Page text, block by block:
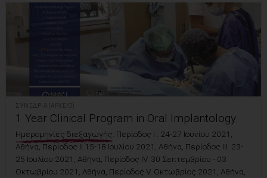
ΣΥΝΈΔΡΙΑ (ΑΡΧΕΊΟ)
1 Year Clinical Program in Oral Implantology
Ημερομηνίες διεξαγωγής: Περίοδος Ι : 24-27 Ιουνίου 2021,
Αθήνα, Περίοδος II.15-18 Ιουλίου 2021, Αθήνα, Περίοδος III. 23-
25 Ιουλίου 2021, Αθήνα, Περίοδος IV. 30 Σεπτεμβρίου - 03
Οκτωβρίου 2021, Αθήνα, Περίοδος V. Οκτωβρίος 2021, Αθήνα,